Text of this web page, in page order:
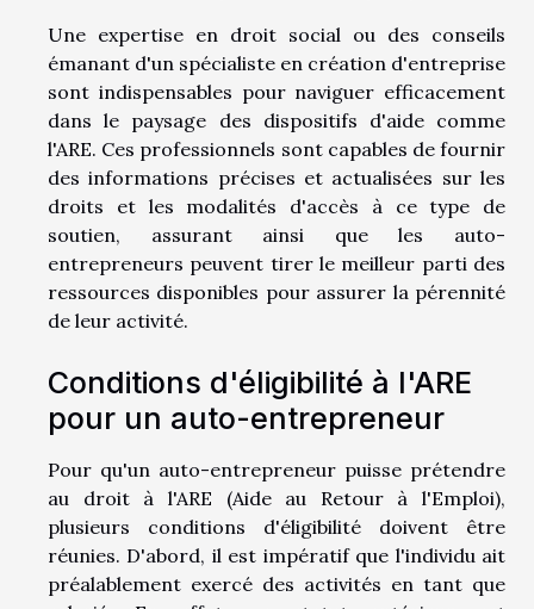
Une expertise en droit social ou des conseils
émanant d'un spécialiste en création d'entreprise
sont indispensables pour naviguer efficacement
dans le paysage des dispositifs d'aide comme
l'ARE. Ces professionnels sont capables de fournir
des informations précises et actualisées sur les
droits et les modalités d'accès à ce type de
soutien, assurant ainsi que les auto-
entrepreneurs peuvent tirer le meilleur parti des
ressources disponibles pour assurer la pérennité
de leur activité.
Conditions d'éligibilité à l'ARE
pour un auto-entrepreneur
Pour qu'un auto-entrepreneur puisse prétendre
au droit à l'ARE (Aide au Retour à l'Emploi),
plusieurs conditions d'éligibilité doivent être
réunies. D'abord, il est impératif que l'individu ait
préalablement exercé des activités en tant que